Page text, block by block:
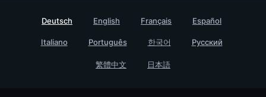
Testimonials
Für Unternehmen
Wissensdatenbank
Prozessmanagement Glossar
Deutsch English Français Español
Italiano Português 한국어 Русский
繁體中文 日本語